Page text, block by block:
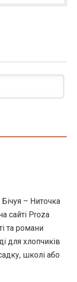
– Ниточка
сайті Proza
та романи
для хлопчиків
школі або